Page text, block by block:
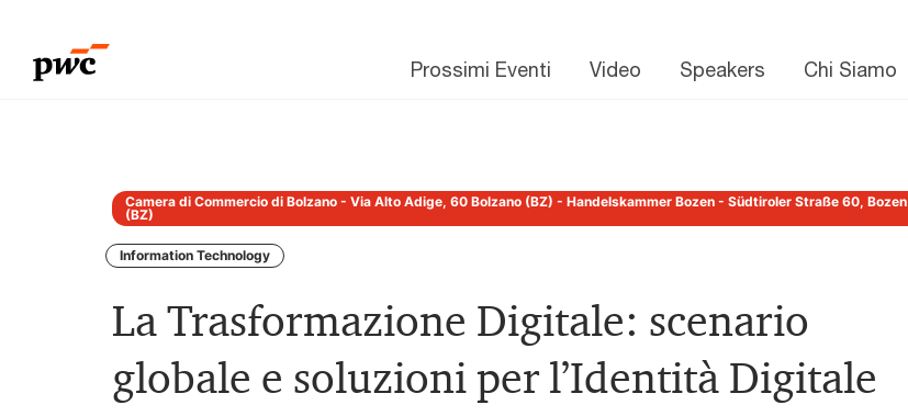
Prossimi Eventi Video Speakers Chi Siamo
Camera di Commercio di Bolzano - Via Alto Adige, 60 Bolzano (BZ) - Handelskammer Bozen - Südtiroler Straße 60, Bozen
(BZ)
Information Technology
La Trasformazione Digitale: scenario
globale e soluzioni per l’Identità Digitale